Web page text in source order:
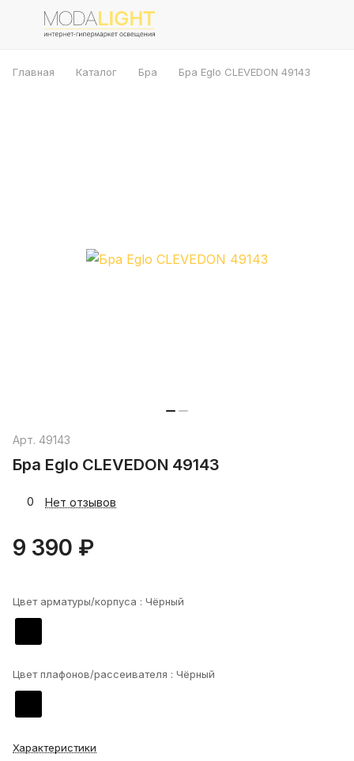
Главная Каталог Бра Бра Eglo CLEVEDON 49143
Арт. 49143
Бра Eglo CLEVEDON 49143
0 Нет отзывов
9 390 ₽
Цвет арматуры/корпуса : Чёрный
Цвет плафонов/рассеивателя : Чёрный
Характеристики